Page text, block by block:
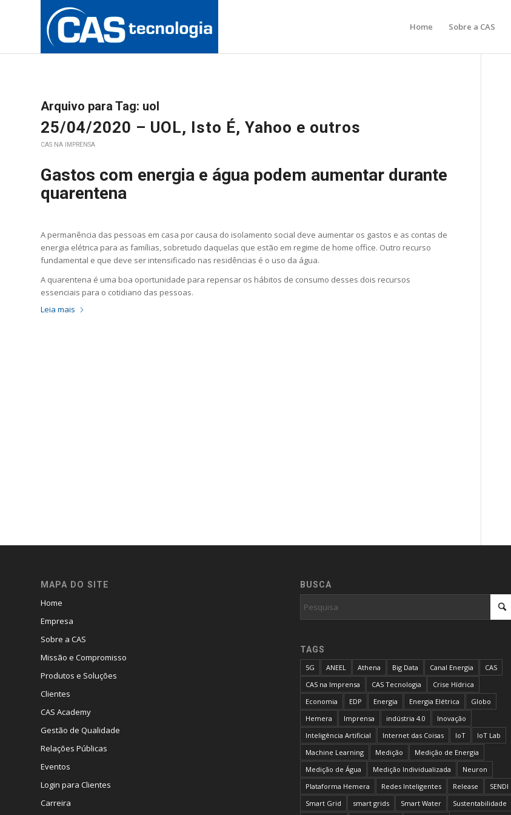
Home Sobre a CAS
Arquivo para Tag: uol
25/04/2020 – UOL, Isto É, Yahoo e outros
CAS NA IMPRENSA
Gastos com energia e água podem aumentar durante
quarentena
A permanência das pessoas em casa por causa do isolamento social deve aumentar os gastos e as contas de
energia elétrica para as famílias, sobretudo daquelas que estão em regime de home office. Outro recurso
fundamental e que deve ser intensificado nas residências é o uso da água.
A quarentena é uma boa oportunidade para repensar os hábitos de consumo desses dois recursos
essenciais para o cotidiano das pessoas.
Leia mais
MAPA DO SITE
Home
Empresa
Sobre a CAS
Missão e Compromisso
Produtos e Soluções
Clientes
CAS Academy
Gestão de Qualidade
Relações Públicas
Eventos
Login para Clientes
Carreira
BUSCA
TAGS
5G ANEEL Athena Big Data Canal Energia
CAS
CAS na Imprensa
CAS Tecnologia
Crise Hídrica
Economia
EDP Energia Energia Elétrica
Globo
Hemera
Imprensa indústria 4.0
Inovação
Inteligência Artificial
Internet das Coisas IoT
IoT Lab
Machine Learning
Medição
Medição de Energia
Medição de Água
Medição Individualizada
Neuron
Plataforma Hemera
Redes Inteligentes Release
SENDI
Smart Grid
smart grids Smart Water Sustentabilidade